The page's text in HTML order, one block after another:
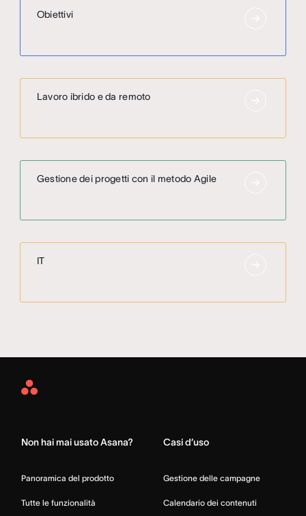
Obiettivi
Lavoro ibrido e da remoto
Gestione dei progetti con il metodo Agile
IT
Asana
Non hai mai usato Asana?
Panoramica del prodotto
Tutte le funzionalità
Casi d’uso
Gestione delle campagne
Calendario dei contenuti